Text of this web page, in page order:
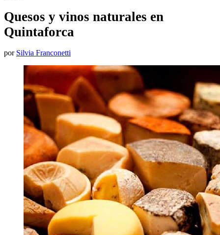
Quesos y vinos naturales en
Quintaforca
por Silvia Franconetti